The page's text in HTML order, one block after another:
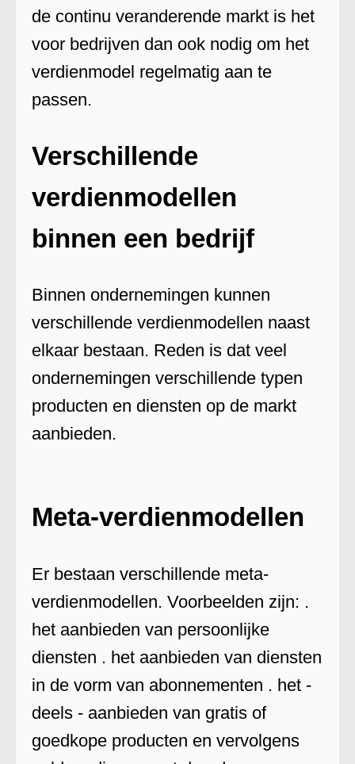
de continu veranderende markt is het
voor bedrijven dan ook nodig om het
verdienmodel regelmatig aan te
passen.
Verschillende
verdienmodellen
binnen een bedrijf
Binnen ondernemingen kunnen
verschillende verdienmodellen naast
elkaar bestaan. Reden is dat veel
ondernemingen verschillende typen
producten en diensten op de markt
aanbieden.
Meta-verdienmodellen
Er bestaan verschillende meta-
verdienmodellen. Voorbeelden zijn: .
het aanbieden van persoonlijke
diensten . het aanbieden van diensten
in de vorm van abonnementen . het -
deels - aanbieden van gratis of
goedkope producten en vervolgens